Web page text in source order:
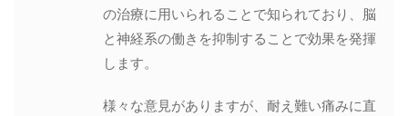
の治療に用いられることで知られており、脳
と神経系の働きを抑制することで効果を発揮
します。
様々な意見がありますが、耐え難い痛みに直